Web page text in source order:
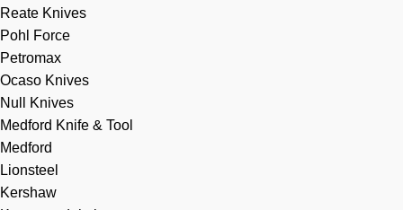
Reate Knives
Pohl Force
Petromax
Ocaso Knives
Null Knives
Medford Knife & Tool
Medford
Lionsteel
Kershaw